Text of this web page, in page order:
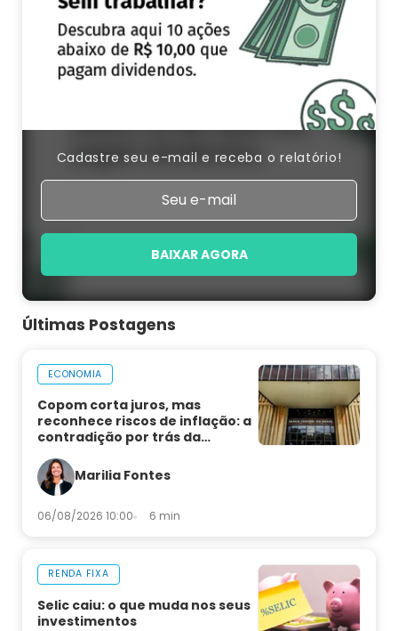
Cadastre seu e-mail e receba o relatório!
BAIXAR AGORA
Últimas Postagens
ECONOMIA
Copom corta juros, mas
reconhece riscos de inflação: a
contradição por trás da
Marilia Fontes
06/08/2026 10:00 6 min
RENDA FIXA
Selic caiu: o que muda nos seus
investimentos